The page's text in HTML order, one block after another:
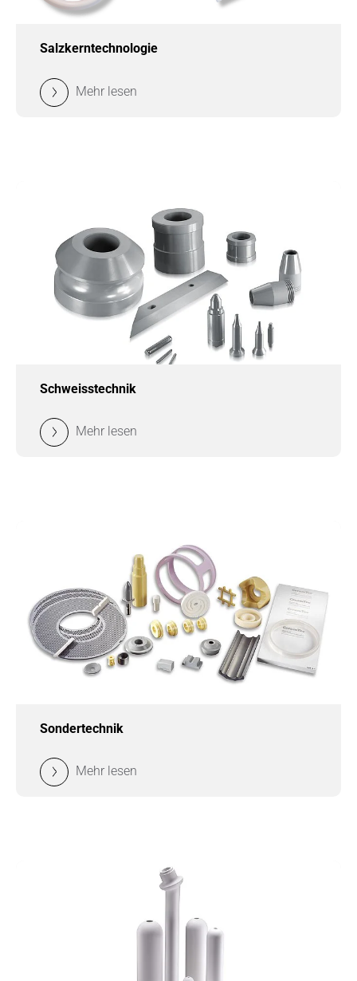
Salzkerntechnologie
Mehr lesen
Schweisstechnik
Mehr lesen
Sondertechnik
Mehr lesen